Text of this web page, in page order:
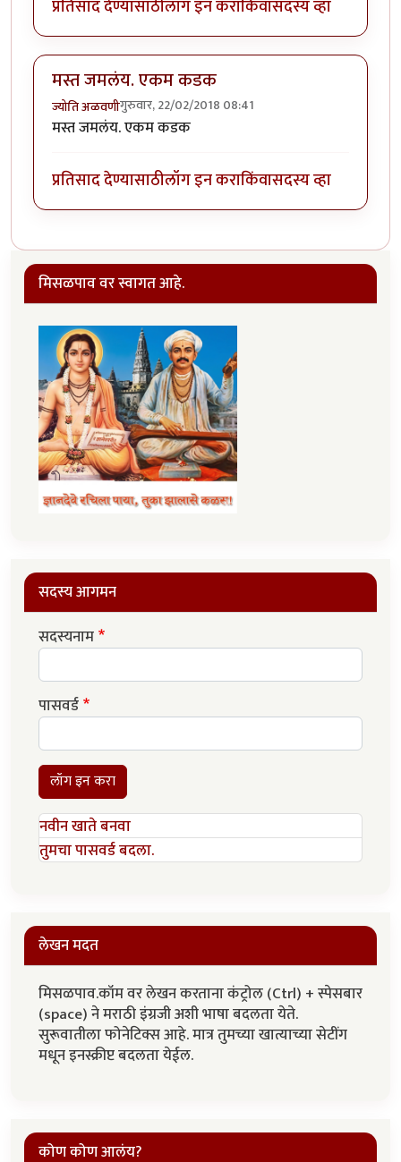
प्रतिसाद देण्यासाठीलॉग इन कराकिंवासदस्य व्हा
मस्त जमलंय. एकम कडक
ज्योति अळवणीगुरुवार, 22/02/2018 08:41
मस्त जमलंय. एकम कडक
प्रतिसाद देण्यासाठीलॉग इन कराकिंवासदस्य व्हा
मिसळपाव वर स्वागत आहे.
सदस्य आगमन
सदस्यनाम
पासवर्ड
लॉग इन करा
नवीन खाते बनवा
तुमचा पासवर्ड बदला.
लेखन मदत
मिसळपाव.कॉम वर लेखन करताना कंट्रोल (Ctrl) + स्पेसबार
(space) ने मराठी इंग्रजी अशी भाषा बदलता येते.
सुरूवातीला फोनेटिक्स आहे. मात्र तुमच्या खात्याच्या सेटींग
मधून इनस्क्रीप्ट बदलता येईल.
कोण कोण आलंय?